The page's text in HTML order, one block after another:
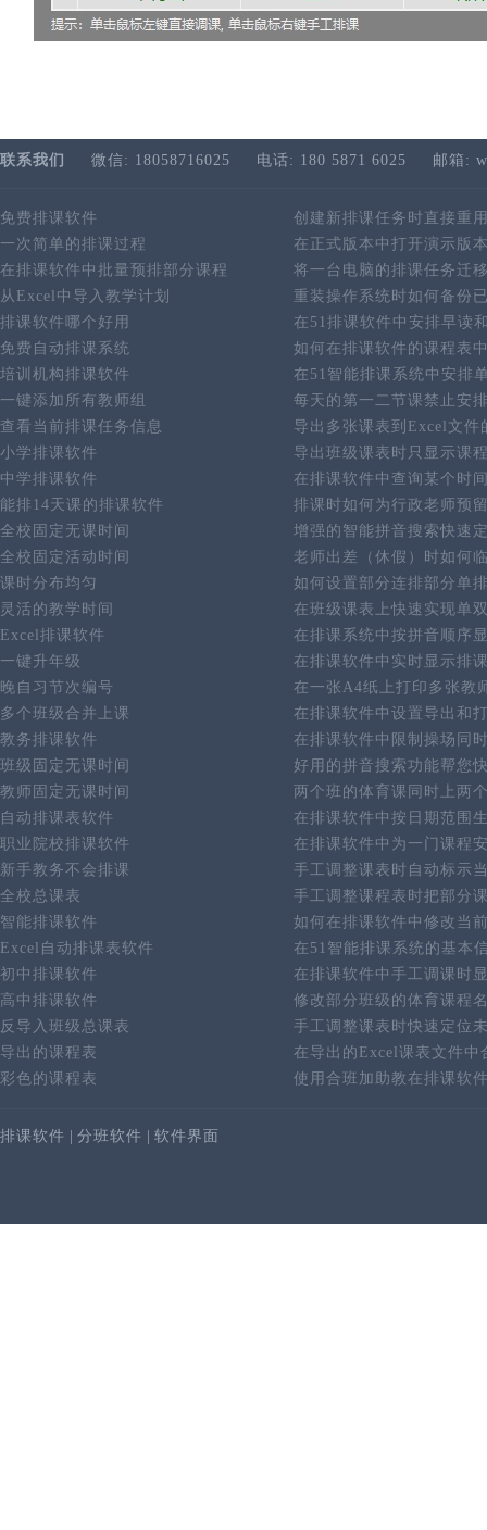
联系我们 微信: 18058716025 电话: 180 5871 6025 邮箱:
免费排课软件
创建新排课任务时直接重
一次简单的排课过程
在正式版本中打开演示版
在排课软件中批量预排部分课程
将一台电脑的排课任务迁
从Excel中导入教学计划
重装操作系统时如何备份
排课软件哪个好用
在51排课软件中安排早读
免费自动排课系统
如何在排课软件的课程表
培训机构排课软件
在51智能排课系统中安排
一键添加所有教师组
每天的第一二节课禁止安
查看当前排课任务信息
导出多张课表到Excel文件
小学排课软件
导出班级课表时只显示课
中学排课软件
在排课软件中查询某个时
能排14天课的排课软件
排课时如何为行政老师预
全校固定无课时间
增强的智能拼音搜索快速
全校固定活动时间
老师出差（休假）时如何
课时分布均匀
如何设置部分连排部分单
灵活的教学时间
在班级课表上快速实现单
Excel排课软件
在排课系统中按拼音顺序
一键升年级
在排课软件中实时显示排
晚自习节次编号
在一张A4纸上打印多张教
多个班级合并上课
在排课软件中设置导出和
教务排课软件
在排课软件中限制操场同
班级固定无课时间
好用的拼音搜索功能帮您
教师固定无课时间
两个班的体育课同时上两
自动排课表软件
在排课软件中按日期范围
职业院校排课软件
在排课软件中为一门课程
新手教务不会排课
手工调整课表时自动标示
全校总课表
手工调整课程表时把部分
智能排课软件
如何在排课软件中修改当
Excel自动排课表软件
在51智能排课系统的基本
初中排课软件
在排课软件中手工调课时
高中排课软件
修改部分班级的体育课程
反导入班级总课表
手工调整课表时快速定位
导出的课程表
在导出的Excel课表文件中
彩色的课程表
使用合班加助教在排课软
排课软件 | 分班软件 | 软件界面